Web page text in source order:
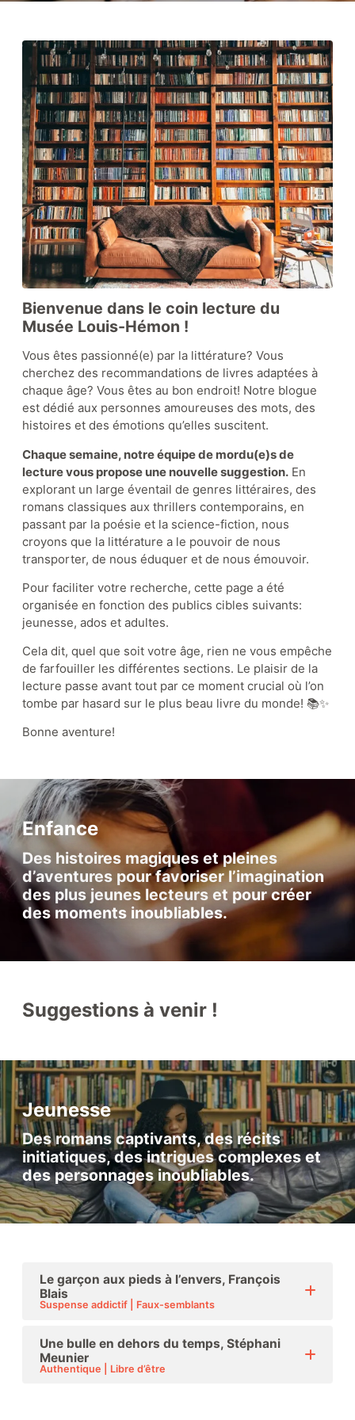
Zone Louis Hémon
Zone éducative
Le coin lecture
Nos collections
Boutique-librairie
Appuyez le musée
Actualités Événements
Partenaires
Bienvenue dans le coin lecture du
Musée Louis-Hémon !
Vous êtes passionné(e) par la littérature? Vous
cherchez des recommandations de livres adaptées à
chaque âge? Vous êtes au bon endroit! Notre blogue
est dédié aux personnes amoureuses des mots, des
histoires et des émotions qu’elles suscitent.
Chaque semaine, notre équipe de mordu(e)s de
lecture vous propose une nouvelle suggestion. En
explorant un large éventail de genres littéraires, des
romans classiques aux thrillers contemporains, en
passant par la poésie et la science-fiction, nous
croyons que la littérature a le pouvoir de nous
transporter, de nous éduquer et de nous émouvoir.
Pour faciliter votre recherche, cette page a été
organisée en fonction des publics cibles suivants:
jeunesse, ados et adultes.
Cela dit, quel que soit votre âge, rien ne vous empêche
de farfouiller les différentes sections. Le plaisir de la
lecture passe avant tout par ce moment crucial où l’on
tombe par hasard sur le plus beau livre du monde! 📚✨
Bonne aventure!
Enfance
Des histoires magiques et pleines
d’aventures pour favoriser l’imagination
des plus jeunes lecteurs et pour créer
des moments inoubliables.
Suggestions à venir !
Jeunesse
Des romans captivants, des récits
initiatiques, des intrigues complexes et
des personnages inoubliables.
Le garçon aux pieds à l’envers, François
Blais
Suspense addictif | Faux-semblants
Une bulle en dehors du temps, Stéphani
Meunier
Authentique | Libre d’être